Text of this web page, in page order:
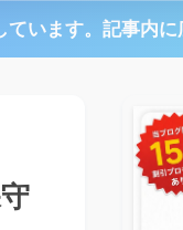
います。記事内に